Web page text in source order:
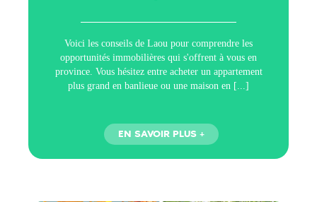
Voici les conseils de Laou pour comprendre les
opportunités immobilières qui s'offrent à vous en
province. Vous hésitez entre acheter un appartement
plus grand en banlieue ou une maison en [...]